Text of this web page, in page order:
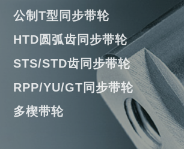
橡胶双面齿同步带
橡胶多楔带
橡胶开口带
了解我们的产品